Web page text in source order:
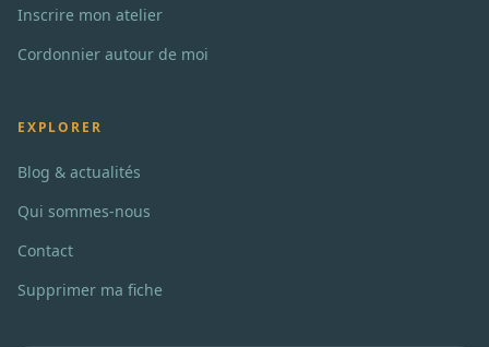
Inscrire mon atelier
Cordonnier autour de moi
EXPLORER
Blog & actualités
Qui sommes-nous
Contact
Supprimer ma fiche